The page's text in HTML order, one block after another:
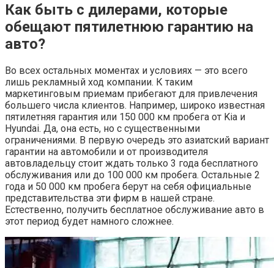
Как быть с дилерами, которые
обещают пятилетнюю гарантию на
авто?
Во всех остальных моментах и условиях — это всего
лишь рекламный ход компании. К таким
маркетинговым приемам прибегают для привлечения
большего числа клиентов. Например, широко известная
пятилетняя гарантия или 150 000 км пробега от Kia и
Hyundai. Да, она есть, но с существенными
ограничениями. В первую очередь это азиатский вариант
гарантии на автомобили и от производителя
автовладельцу стоит ждать только 3 года бесплатного
обслуживания или до 100 000 км пробега. Остальные 2
года и 50 000 км пробега берут на себя официальные
представительства эти фирм в нашей стране.
Естественно, получить бесплатное обслуживание авто в
этот период будет намного сложнее.